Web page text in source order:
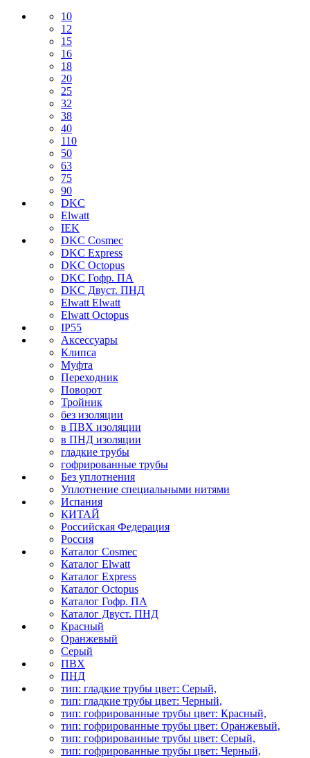
10
12
15
16
18
20
25
32
38
40
110
50
63
75
90
DKC
Elwatt
IEK
DKC Cosmec
DKC Express
DKC Octopus
DKC Гофр. ПА
DKC Двуст. ПНД
Elwatt Elwatt
Elwatt Octopus
IP55
Аксессуары
Клипса
Муфта
Переходник
Поворот
Тройник
без изоляции
в ПВХ изоляции
в ПНД изоляции
гладкие трубы
гофрированные трубы
Без уплотнения
Уплотнение специальными нитями
Испания
КИТАЙ
Российская Федерация
Россия
Каталог Cosmec
Каталог Elwatt
Каталог Express
Каталог Octopus
Каталог Гофр. ПА
Каталог Двуст. ПНД
Красный
Оранжевый
Серый
ПВХ
ПНД
тип: гладкие трубы цвет: Серый,
тип: гладкие трубы цвет: Черный,
тип: гофрированные трубы цвет: Красный,
тип: гофрированные трубы цвет: Оранжевый,
тип: гофрированные трубы цвет: Серый,
тип: гофрированные трубы цвет: Черный,